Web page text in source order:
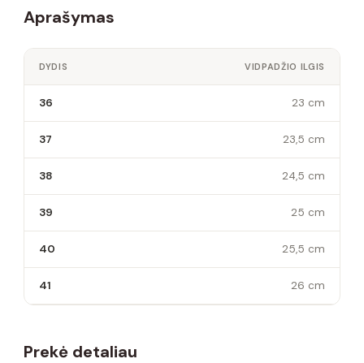
Aprašymas
DYDIS VIDPADŽIO ILGIS
36 23 cm
37 23,5 cm
38 24,5 cm
39 25 cm
40 25,5 cm
41 26 cm
Prekė detaliau